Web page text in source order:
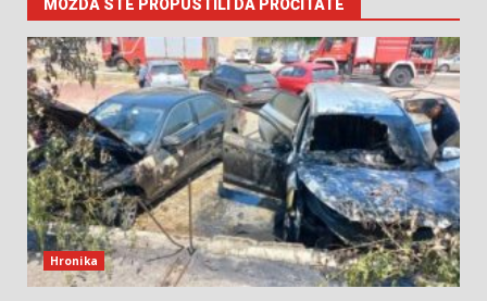
MOŽDA STE PROPUSTILI DA PROČITATE
Hronika